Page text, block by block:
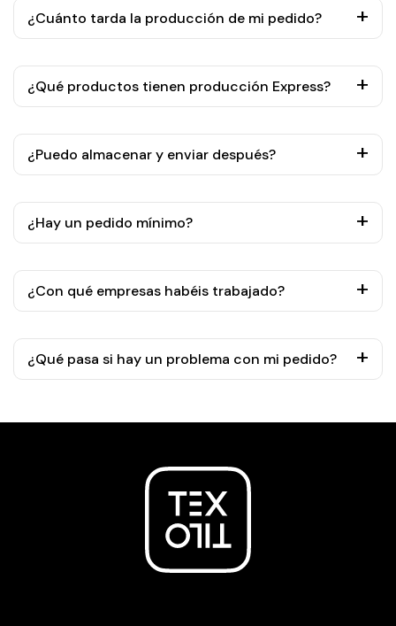
¿Cuánto tarda la producción de mi pedido?
¿Qué productos tienen producción Express?
¿Puedo almacenar y enviar después?
¿Hay un pedido mínimo?
¿Con qué empresas habéis trabajado?
¿Qué pasa si hay un problema con mi pedido?